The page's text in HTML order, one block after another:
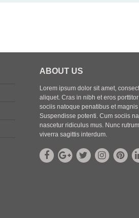
ABOUT US
Lorem ipsum dolor sit amet,
aliquet. Cras in nibh et eros
sociis natoque penatibus et
Suspendisse potenti. Cum sociis
nascetur ridiculus mus. Nunc
viverra sagittis interdum.